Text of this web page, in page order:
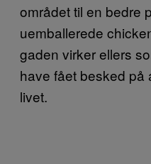
området til en bedre
uemballerede
gaden virker ellers
have fået besked på
livet.